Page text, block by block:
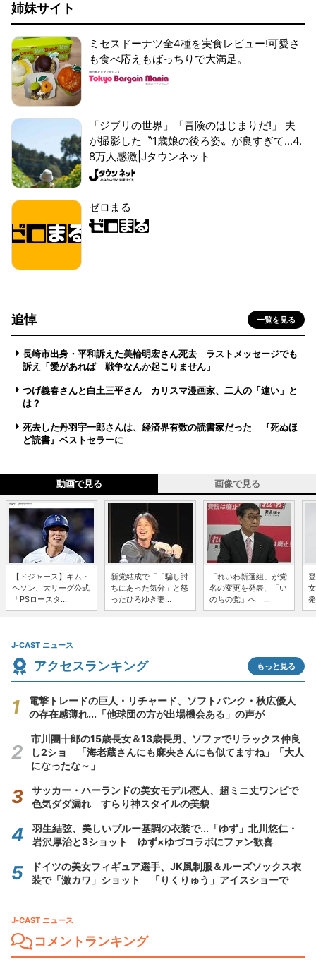
姉妹サイト
ミセスドーナツ全4種を実食レビュー!可愛さ
も食べ応えもばっちりで大満足。
「ジブリの世界」「冒険のはじまりだ!」 夫
が撮影した〝1歳娘の後ろ姿〟が良すぎて...4.
8万人感激|Jタウンネット
ゼロまる
追悼 一覧を見る
長崎市出身・平和訴えた美輪明宏さん死去 ラストメッセージでも
訴え「愛があれば 戦争なんか起こりません」
つげ義春さんと白土三平さん カリスマ漫画家、二人の「違い」と
は？
死去した丹羽宇一郎さんは、経済界有数の読書家だった 『死ぬほ
ど読書』ベストセラーに
動画で見る 画像で見る
【ドジャース】キム・
ヘソン、大リーグ公式
「PSロースタ...
新党結成で「「騙し討
ちにあった気分」と怒
ったひろゆき妻...
「れいわ新選組」が党
名の変更を発表、「い
のちの党」へ ...
J-CAST ニュース
アクセスランキング もっと見る
電撃トレードの巨人・リチャード、ソフトバンク・秋広優人
の存在感薄れ...「他球団の方が出場機会ある」の声が
市川團十郎の15歳長女＆13歳長男、ソファでリラックス仲良
し2ショ 「海老蔵さんにも麻央さんにも似てますね」「大人
になったな～」
サッカー・ハーランドの美女モデル恋人、超ミニ丈ワンピで
色気ダダ漏れ すらり神スタイルの美貌
羽生結弦、美しいブルー基調の衣装で...「ゆず」北川悠仁・
岩沢厚治と3ショット ゆず×ゆづコラボにファン歓喜
ドイツの美女フィギュア選手、JK風制服＆ルーズソックス衣
装で「激カワ」ショット 「りくりゅう」アイスショーで
J-CAST ニュース
コメントランキング